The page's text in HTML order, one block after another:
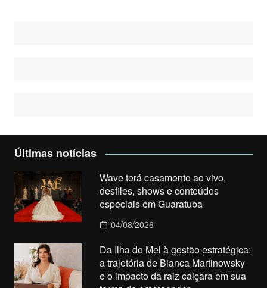
Últimas notícias
Wave terá casamento ao vivo,
desfiles, shows e conteúdos
especiais em Guaratuba
04/08/2026
Da Ilha do Mel à gestão estratégica:
a trajetória de Bianca Martinowsky
e o impacto da raiz caiçara em sua